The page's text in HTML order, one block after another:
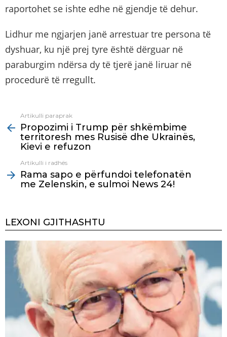
raportohet se ishte edhe në gjendje të dehur.
Lidhur me ngjarjen janë arrestuar tre persona të
dyshuar, ku një prej tyre është dërguar në
paraburgim ndërsa dy të tjerë janë liruar në
procedurë të rregullt.
more
Artikulli paraprak
Propozimi i Trump për shkëmbime
territoresh mes Rusisë dhe Ukrainës,
Kievi e refuzon
Artikulli i radhës
Rama sapo e përfundoi telefonatën
me Zelenskin, e sulmoi News 24!
LEXONI GJITHASHTU